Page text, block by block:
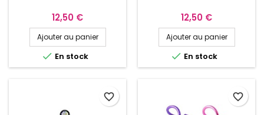
SP002N
Prix
12,50 €
Ajouter au panier
 En stock
SP002VI
Prix
12,50 €
Ajouter au panier
 En stock
favorite_border favorite_border